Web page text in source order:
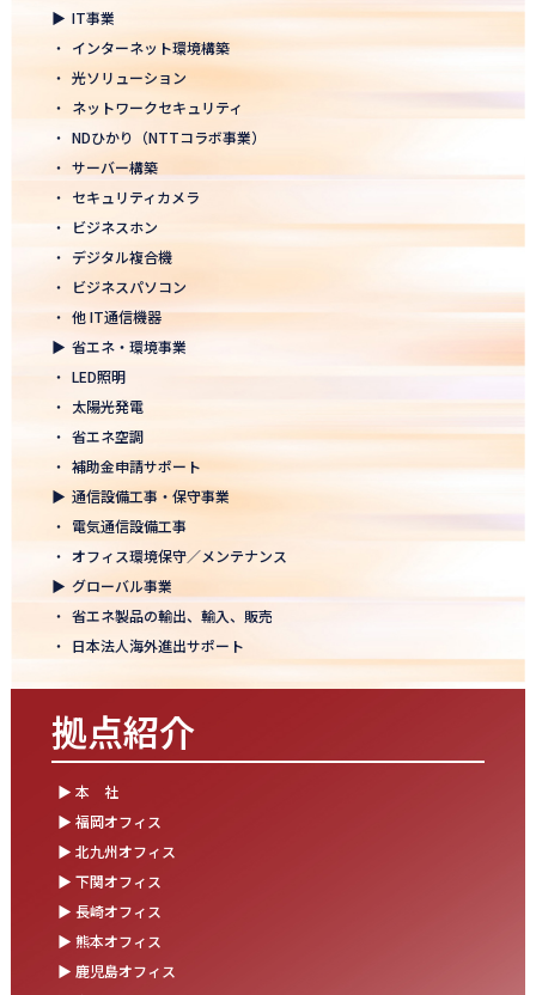
2025.12.26
一年の感謝を込めて、大掃除を行いました！ ～年末のご挨拶～
2025.12.12
年末年始休業のお知らせ
2025年度上期「NTT-WEST 1000×CLUB」認定式にて表彰
2025.11.06
「心を高め、経営を伸ばす」NDグループが「稲盛フィロソフィー
世界大会」に参画
モノづくりフェア2025にて講演登壇！LED照明の未来を語る
2025.10.17
結束を深めた2日間！創立50年目の方針発表会を開催！
2025.10.07
【日本電通グループ内定式開催】2026年度卒 新卒10期生が本社に
集まりました！
2025.09.11
松山オフィスお引っ越し！快適空間にアップグレード✨
湯布院保養所をリノベーションし、9月オープン！～社員とご家族
の「心と体のリフレッシュ拠点」に～
松山オフィス 事務所移転のお知らせ
2025.08.05
業務効率が劇的に進化！商品ビリンググループにRPAを導入しまし
▶ IT事業
・ インターネット環境構築
・ 光ソリューション
・ ネットワークセキュリティ
・ NDひかり（NTTコラボ事業）
・ サーバー構築
・ セキュリティカメラ
・
ビジネスホン
・ デジタル複合機
・
ビジネスパソコン
・ 他 IT通信機器
▶ 省エネ・環境事業
・ LED照明
・ 太陽光発電
・ 省エネ空調
・ 補助金申請サポート
▶ 通信設備工事・保守事業
・ 電気通信設備工事
・ オフィス環境保守／メンテナンス
▶ グローバル事業
・ 省エネ製品の輸出、輸入、販売
・ 日本法人海外進出サポート
拠点紹介
▶ 本 社
▶ 福岡オフィス
▶ 北九州オフィス
▶ 下関オフィス
▶ 長崎オフィス
▶ 熊本オフィス
▶ 鹿児島オフィス